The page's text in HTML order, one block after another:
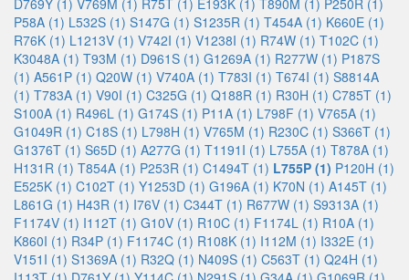
D769Y (1) V769M (1) R75T (1) E193K (1) T890M (1) P250R (1)
P58A (1) L532S (1) S147G (1) S1235R (1) T454A (1) K660E (1)
R76K (1) L1213V (1) V742I (1) V1238I (1) R74W (1) T102C (1)
K3048A (1) T93M (1) D961S (1) G1269A (1) R277W (1) P187S
(1) A561P (1) Q20W (1) V740A (1) T783I (1) T674I (1) S8814A
(1) T783A (1) V90I (1) C325G (1) Q188R (1) R30H (1) C785T (1)
S100A (1) R496L (1) G174S (1) P11A (1) L798F (1) V765A (1)
G1049R (1) C18S (1) L798H (1) V765M (1) R230C (1) S366T (1)
G1376T (1) S65D (1) A277G (1) T1191I (1) L755A (1) T878A (1)
H131R (1) T854A (1) P253R (1) C1494T (1) L755P (1) P120H (1)
E525K (1) C102T (1) Y1253D (1) G196A (1) K70N (1) A145T (1)
L861G (1) H43R (1) I76V (1) C344T (1) R677W (1) S9313A (1)
F1174V (1) I112T (1) G10V (1) R10C (1) F1174L (1) R10A (1)
K860I (1) R34P (1) F1174C (1) R108K (1) I112M (1) I332E (1)
V151I (1) S1369A (1) R32Q (1) N409S (1) C563T (1) Q24H (1)